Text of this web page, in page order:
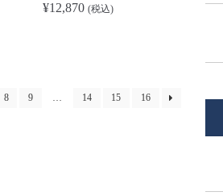
¥12,870 (税込)
8 9 … 14 15 16